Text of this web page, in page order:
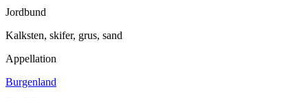
Jordbund
Kalksten, skifer, grus, sand
Appellation
Burgenland